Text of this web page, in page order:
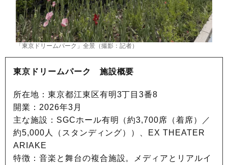
「東京ドリームパーク」全景（撮影：記者）
東京ドリームパーク 施設概要
所在地：東京都江東区有明3丁目3番8
開業：2026年3月
主な施設：SGCホール有明（約3,700席（着席）／
約5,000人（スタンディング））、EX THEATER
ARIAKE
特徴：音楽と舞台の複合施設。メディアとリアルイ